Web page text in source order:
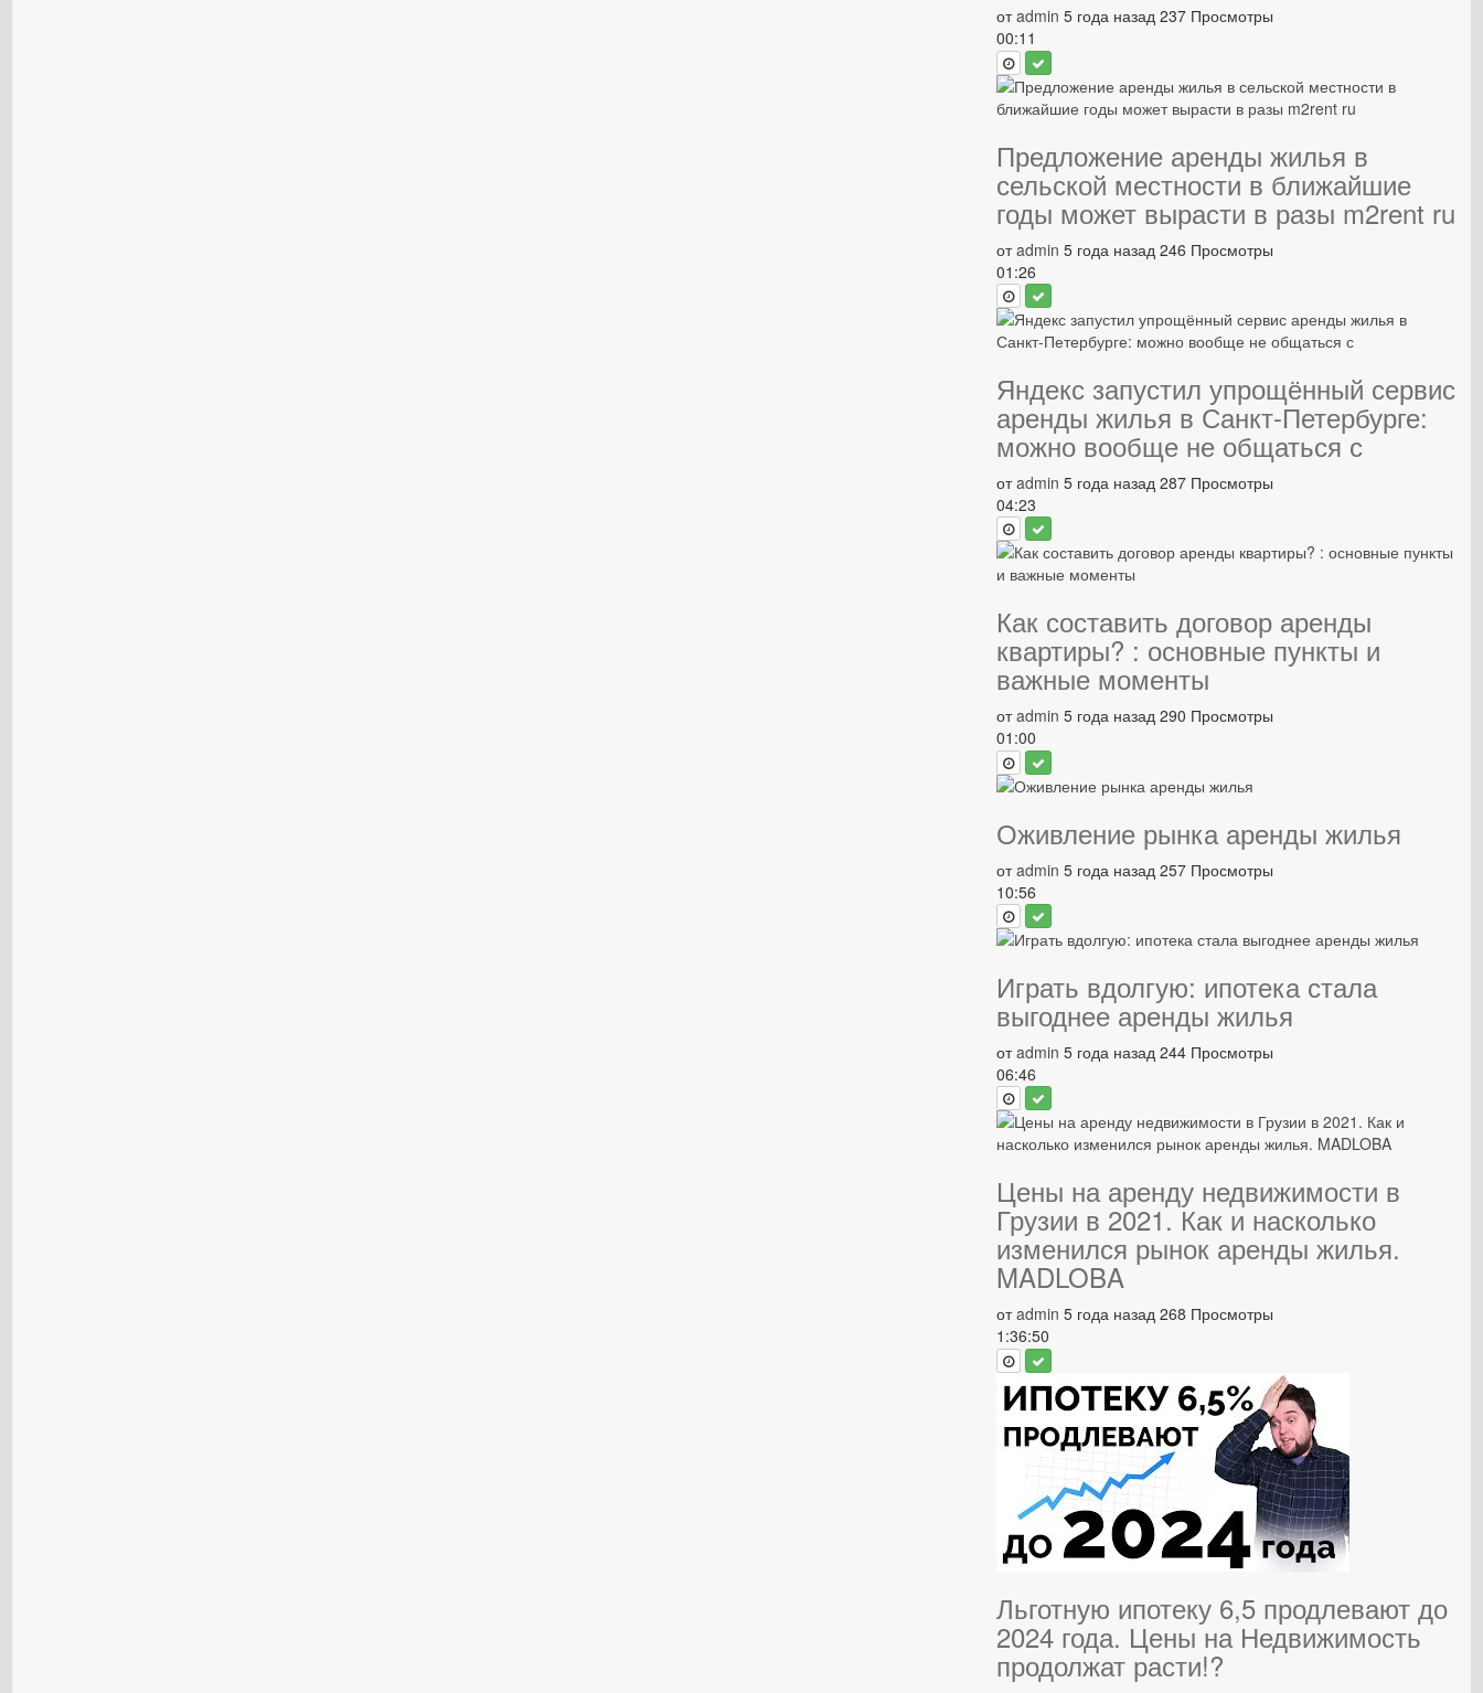
отadmin 5 года назад 237 Просмотры
00:11
Предложение аренды жилья в
сельской местности в ближайшие
годы может вырасти в разы m2rent ru
отadmin 5 года назад 246 Просмотры
01:26
Яндекс запустил упрощённый сервис
аренды жилья в Санкт-Петербурге:
можно вообще не общаться с
отadmin 5 года назад 287 Просмотры
04:23
Как составить договор аренды
квартиры? : основные пункты и
важные моменты
отadmin 5 года назад 290 Просмотры
01:00
Оживление рынка аренды жилья
отadmin 5 года назад 257 Просмотры
10:56
Играть вдолгую: ипотека стала
выгоднее аренды жилья
отadmin 5 года назад 244 Просмотры
06:46
Цены на аренду недвижимости в
Грузии в 2021. Как и насколько
изменился рынок аренды жилья.
MADLOBA
отadmin 5 года назад 268 Просмотры
1:36:50
Льготную ипотеку 6,5 продлевают до
2024 года. Цены на Недвижимость
продолжат расти!?